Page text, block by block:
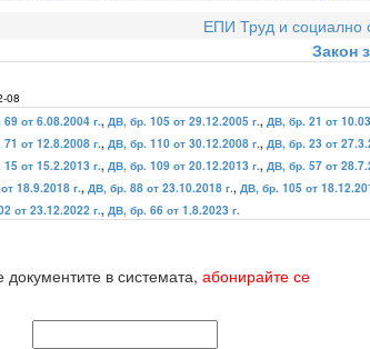
ЕПИ Труд и социално
Закон
08
от 6.08.2004 г., ДВ, бр. 105 от 29.12.2005 г., ДВ, бр. 21 от
от 12.8.2008 г., ДВ, бр. 110 от 30.12.2008 г., ДВ, бр. 23 от
от 15.2.2013 г., ДВ, бр. 109 от 20.12.2013 г., ДВ, бр. 57 от
18.9.2018 г., ДВ, бр. 88 от 23.10.2018 г., ДВ, бр. 105 от
от 23.12.2022 г., ДВ, бр. 66 от 1.8.2023 г.
в системата, абонирайте се